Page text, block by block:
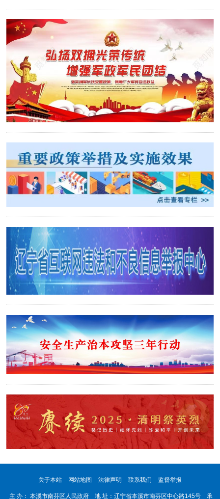
关于本站 网站地图 法律声明 联系我们 监督举报
主 办： 本溪市南芬区人民政府 地 址：辽宁省本溪市南芬区中心路145号 承